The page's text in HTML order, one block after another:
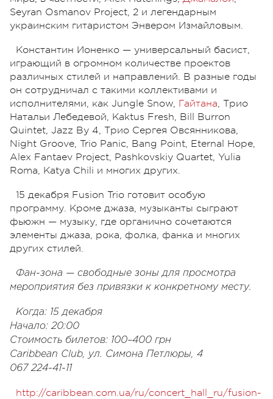
Seyran Osmanov Project, 2 и легендарным
украинским гитаристом Энвером Измайловым.
Константин Ионенко — универсальный басист,
играющий в огромном количестве проектов
различных стилей и направлений. В разные годы
он сотрудничал с такими коллективами и
исполнителями, как Jungle Snow, Гайтана, Трио
Натальи Лебедевой, Kaktus Fresh, Bill Burron
Quintet, Jazz By 4, Трио Сергея Овсянникова,
Night Groove, Trio Panic, Bang Point, Eternal Hope,
Alex Fantaev Project, Pashkovskiy Quartet, Yulia
Roma, Katya Chili и многих других.
15 декабря Fusion Trio готовит особую
программу. Кроме джаза, музыканты сыграют
фьюжн — музыку, где органично сочетаются
элементы джаза, рока, фолка, фанка и многих
других стилей.
Фан-зона — свободные зоны для просмотра
мероприятия без привязки к конкретному месту.
Когда: 15 декабря
Начало: 20:00
Стоимость билетов: 100–400 грн
Caribbean Club, ул. Симона Петлюры, 4
067 224-41-11
http://caribbean.com.ua/ru/concert_hall_ru/fusion-